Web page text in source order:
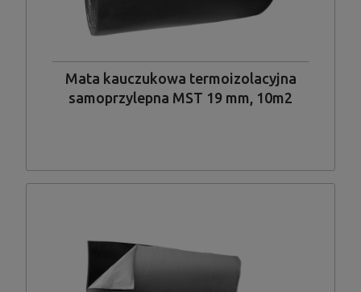
Mata kauczukowa termoizolacyjna
samoprzylepna MST 19 mm, 10m2